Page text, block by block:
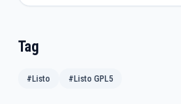
Tag
#Listo #Listo GPL5